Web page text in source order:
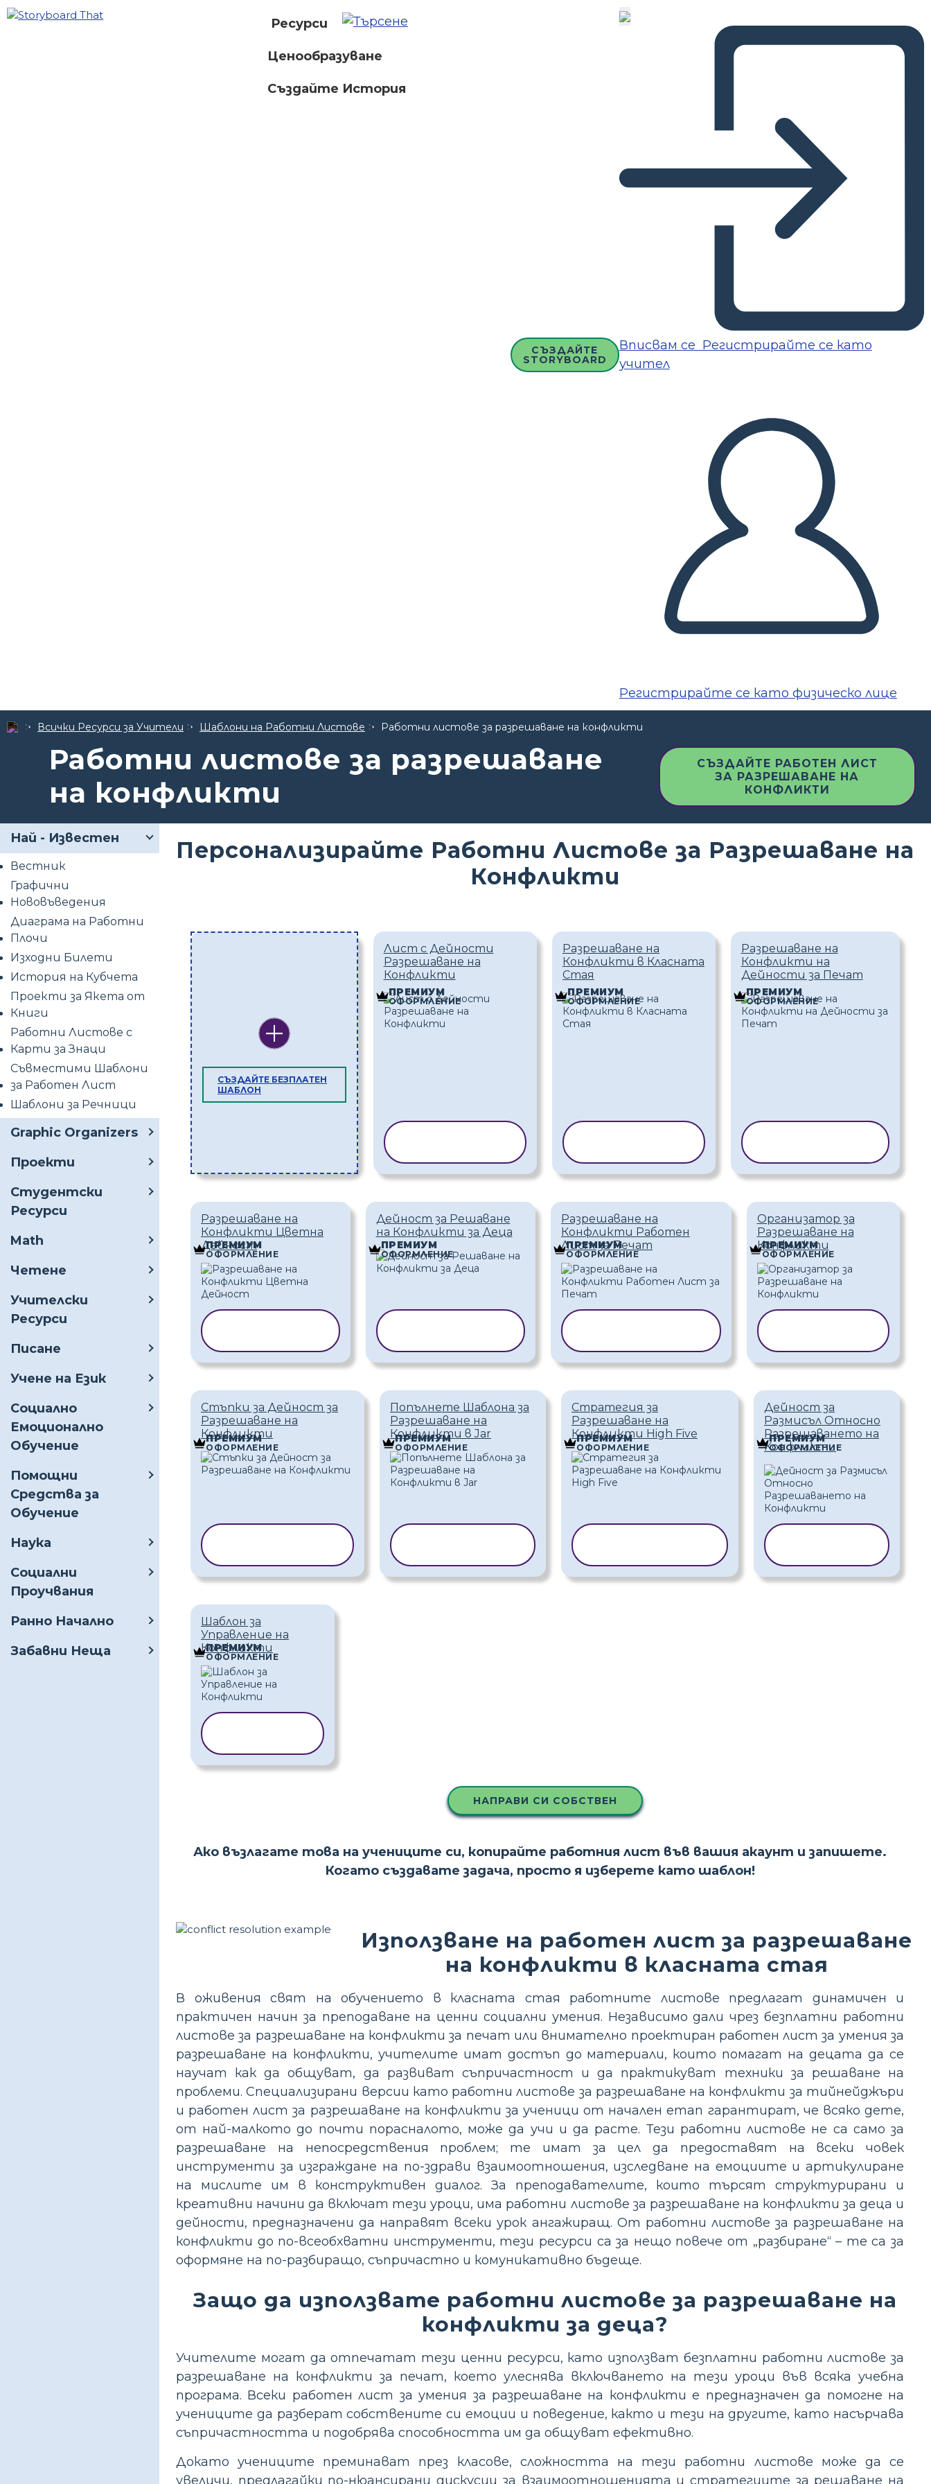
Ресурси
Ценообразуване
Създайте История
СЪЗДАЙТЕ
STORYBOARD
Вписвам се Регистрирайте се като
учител
Регистрирайте се като физическо лице
Всички Ресурси за Учители Шаблони на Работни Листове Работни листове за разрешаване на конфликти
Работни листове за разрешаване
на конфликти
СЪЗДАЙТЕ РАБОТЕН ЛИСТ
ЗА РАЗРЕШАВАНЕ НА
КОНФЛИКТИ
Най - Известен
Вестник
Графични
Нововъведения
Диаграма на Работни
Плочи
Изходни Билети
История на Кубчета
Проекти за Якета от
Книги
Работни Листове с
Карти за Знаци
Съвместими Шаблони
за Работен Лист
Шаблони за Речници
Graphic Organizers
Проекти
Студентски
Ресурси
Math
Четене
Учителски
Ресурси
Писане
Учене на Език
Социално
Емоционално
Обучение
Помощни
Средства за
Обучение
Наука
Социални
Проучвания
Ранно Начално
Забавни Неща
Персонализирайте Работни Листове за Разрешаване на
Конфликти
СЪЗДАЙТЕ БЕЗПЛАТЕН
ШАБЛОН
Лист с Дейности
Разрешаване на
Конфликти
ПРЕМИУМ
ОФОРМЛЕНИЕ
Разрешаване на
Конфликти в Класната
Стая
ПРЕМИУМ
ОФОРМЛЕНИЕ
Разрешаване на
Конфликти на
Дейности за Печат
ПРЕМИУМ
ОФОРМЛЕНИЕ
Разрешаване на
Конфликти Цветна
Дейност
ПРЕМИУМ
ОФОРМЛЕНИЕ
Дейност за Решаване
на Конфликти за Деца
ПРЕМИУМ
ОФОРМЛЕНИЕ
Разрешаване на
Конфликти Работен
Лист за Печат
ПРЕМИУМ
ОФОРМЛЕНИЕ
Организатор за
Разрешаване на
Конфликти
ПРЕМИУМ
ОФОРМЛЕНИЕ
Стъпки за Дейност за
Разрешаване на
Конфликти
ПРЕМИУМ
ОФОРМЛЕНИЕ
Попълнете Шаблона за
Разрешаване на
Конфликти в Jar
ПРЕМИУМ
ОФОРМЛЕНИЕ
Стратегия за
Разрешаване на
Конфликти High Five
ПРЕМИУМ
ОФОРМЛЕНИЕ
Дейност за
Размисъл Относно
Разрешаването на
Конфликти
ПРЕМИУМ
ОФОРМЛЕНИЕ
Шаблон за
Управление на
Конфликти
ПРЕМИУМ
ОФОРМЛЕНИЕ
НАПРАВИ СИ СОБСТВЕН
Ако възлагате това на учениците си, копирайте работния лист във вашия акаунт и запишете.
Когато създавате задача, просто я изберете като шаблон!
Използване на работен лист за разрешаване
на конфликти в класната стая
В оживения свят на обучението в класната стая работните листове предлагат динамичен и
практичен начин за преподаване на ценни социални умения. Независимо дали чрез безплатни работни
листове за разрешаване на конфликти за печат или внимателно проектиран работен лист за умения за
разрешаване на конфликти, учителите имат достъп до материали, които помагат на децата да се
научат как да общуват, да развиват съпричастност и да практикуват техники за решаване на
проблеми. Специализирани версии като работни листове за разрешаване на конфликти за тийнейджъри
и работен лист за разрешаване на конфликти за ученици от начален етап гарантират, че всяко дете,
от най-малкото до почти порасналото, може да учи и да расте. Тези работни листове не са само за
разрешаване на непосредствения проблем; те имат за цел да предоставят на всеки човек
инструменти за изграждане на по-здрави взаимоотношения, изследване на емоциите и артикулиране
на мислите им в конструктивен диалог. За преподавателите, които търсят структурирани и
креативни начини да включат тези уроци, има работни листове за разрешаване на конфликти за деца и
дейности, предназначени да направят всеки урок ангажиращ. От работни листове за разрешаване на
конфликти до по-всеобхватни инструменти, тези ресурси са за нещо повече от „разбиране“ – те са за
оформяне на по-разбиращо, съпричастно и комуникативно бъдеще.
Защо да използвате работни листове за разрешаване на
конфликти за деца?
Учителите могат да отпечатат тези ценни ресурси, като използват безплатни работни листове за
разрешаване на конфликти за печат, което улеснява включването на тези уроци във всяка учебна
програма. Всеки работен лист за умения за разрешаване на конфликти е предназначен да помогне на
учениците да разберат собствените си емоции и поведение, както и тези на другите, като насърчава
съпричастността и подобрява способността им да общуват ефективно.
Докато учениците преминават през класове, сложността на тези работни листове може да се
увеличи, предлагайки по-нюансирани дискусии за взаимоотношенията и стратегиите за решаване на